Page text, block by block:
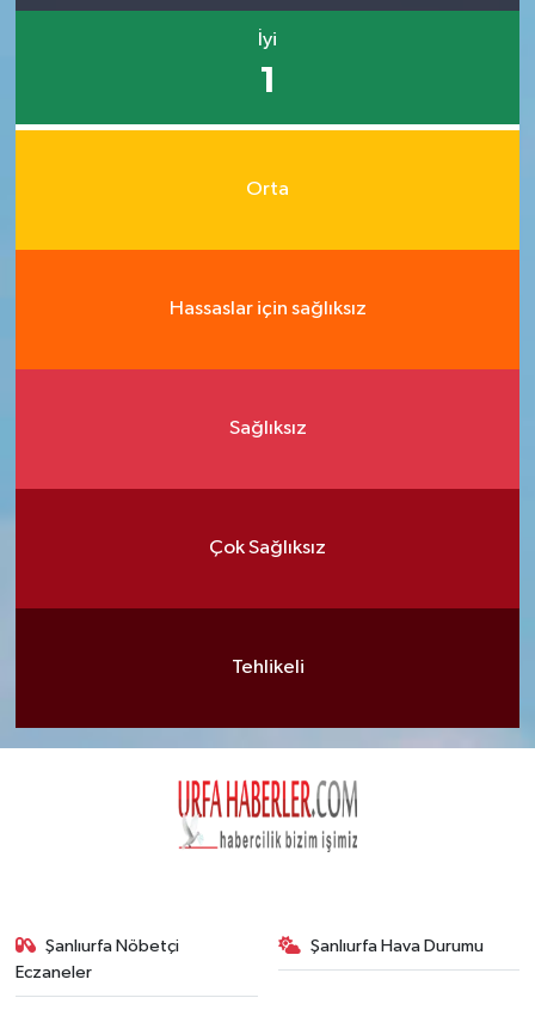
İyi
1
Orta
Hassaslar için sağlıksız
Sağlıksız
Çok Sağlıksız
Tehlikeli
Şanlıurfa Nöbetçi
Eczaneler
Şanlıurfa Hava Durumu